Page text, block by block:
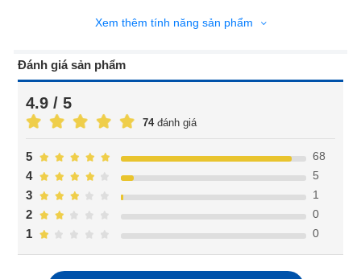
Xem thêm tính năng sản phẩm
Đánh giá sản phẩm
4.9 / 5
74đánh giá
1 0
2 0
3 1
4 5
5 68